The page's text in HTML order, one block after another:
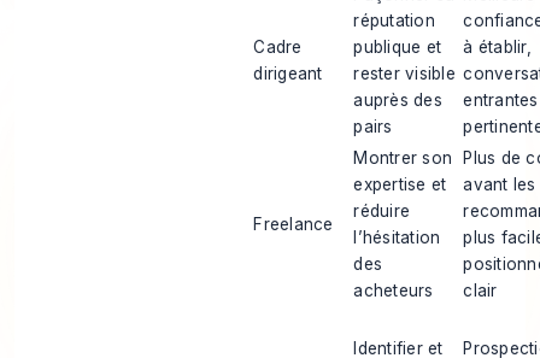
Cadre
dirigeant
réputation
publique et
rester visible
auprès des
pairs
à établir,
Freelance
Montrer son
expertise et
réduire
l’hésitation
des
acheteurs
Plus de
avant les
plus
clair
Identifier et